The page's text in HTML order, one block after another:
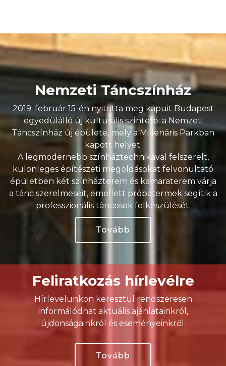
Nemzeti Táncszínház
2019. február 15-én nyitotta meg kapuit Budapest
egyedülálló új kulturális színtere: a Nemzeti
Táncszínház új épülete, mely a Millenáris Parkban
kapott helyet.
A legmodernebb színháztechnikával felszerelt,
különleges építészeti megoldásokat felvonultató
épületben két színházterem és kamaraterem várja
a tánc szerelmeseit, emellett próbatermek segítik a
professzionális táncosok felkészülését.
Tovább
Feliratkozás hírlevélre
Hírlevelünkön keresztül rendszeresen
informálódhat aktuális ajánlatainkról,
újdonságainkról és eseményeinkről.
Tovább